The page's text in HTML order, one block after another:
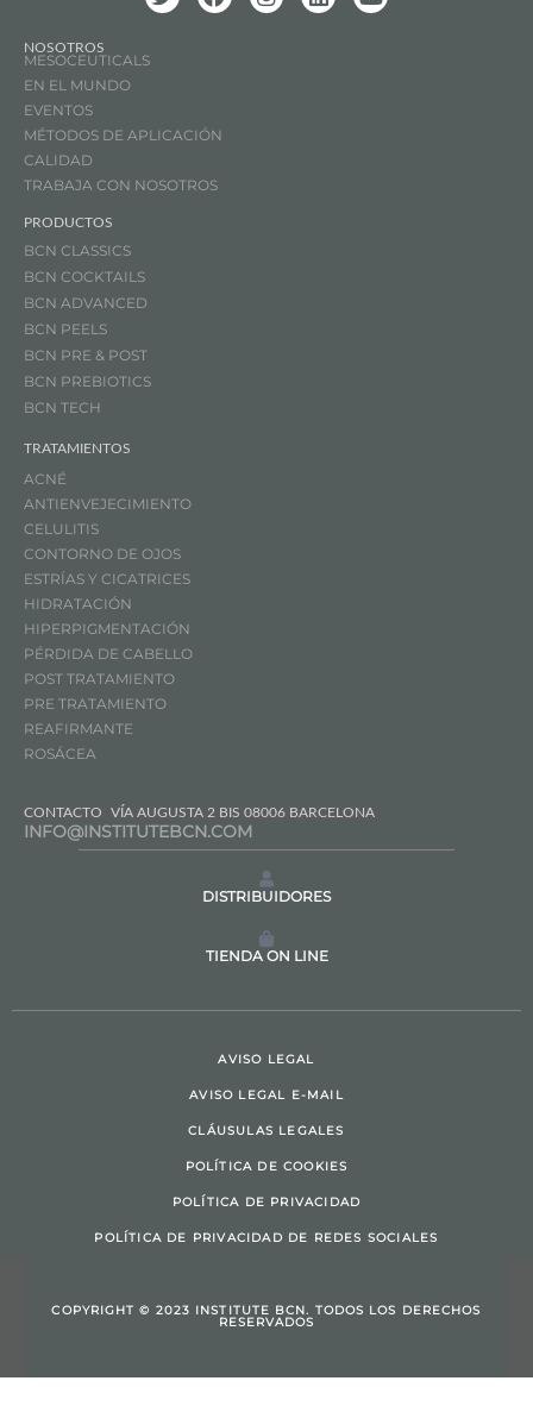
NOSOTROS
MESOCEUTICALS
EN EL MUNDO
EVENTOS
MÉTODOS DE APLICACIÓN
CALIDAD
TRABAJA CON NOSOTROS
PRODUCTOS
BCN CLASSICS
BCN COCKTAILS
BCN ADVANCED
BCN PEELS
BCN PRE & POST
BCN PREBIOTICS
BCN TECH
TRATAMIENTOS
ACNÉ
ANTIENVEJECIMIENTO
CELULITIS
CONTORNO DE OJOS
ESTRÍAS Y CICATRICES
HIDRATACIÓN
HIPERPIGMENTACIÓN
PÉRDIDA DE CABELLO
POST TRATAMIENTO
PRE TRATAMIENTO
REAFIRMANTE
ROSÁCEA
CONTACTO VÍA AUGUSTA 2 BIS 08006 BARCELONA
INFO@INSTITUTEBCN.COM
DISTRIBUIDORES
TIENDA ON LINE
AVISO LEGAL
AVISO LEGAL E-MAIL
CLÁUSULAS LEGALES
POLÍTICA DE COOKIES
POLÍTICA DE PRIVACIDAD
POLÍTICA DE PRIVACIDAD DE REDES SOCIALES
COPYRIGHT © 2023 INSTITUTE BCN. TODOS LOS DERECHOS
RESERVADOS